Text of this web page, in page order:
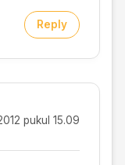
Reply
pukul 15.09